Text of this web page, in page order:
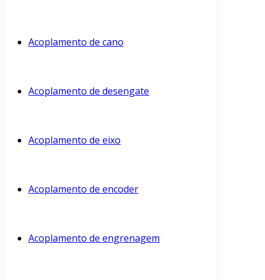
Acoplamento de cano
Acoplamento de desengate
Acoplamento de eixo
Acoplamento de encoder
Acoplamento de engrenagem